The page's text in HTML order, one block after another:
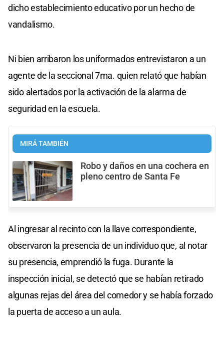
dicho establecimiento educativo por un hecho de
vandalismo.
Ni bien arribaron los uniformados entrevistaron a un
agente de la seccional 7ma. quien relató que habían
sido alertados por la activación de la alarma de
seguridad en la escuela.
MIRÁ TAMBIÉN
Robo y daños en una cochera en
pleno centro de Santa Fe
Al ingresar al recinto con la llave correspondiente,
observaron la presencia de un individuo que, al notar
su presencia, emprendió la fuga. Durante la
inspección inicial, se detectó que se habían retirado
algunas rejas del área del comedor y se había forzado
la puerta de acceso a un aula.